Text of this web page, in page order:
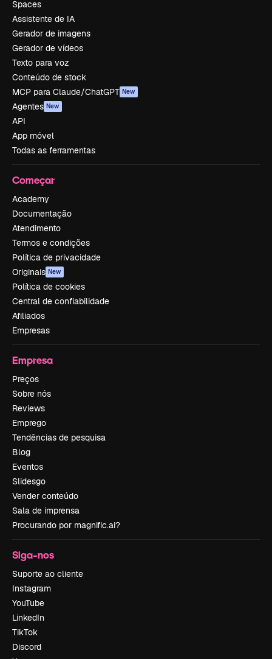
Spaces
Assistente de IA
Gerador de imagens
Gerador de vídeos
Texto para voz
Conteúdo de stock
MCP para Claude/ChatGPT New
Agentes New
API
App móvel
Todas as ferramentas
Começar
Academy
Documentação
Atendimento
Termos e condições
Política de privacidade
Originais New
Política de cookies
Central de confiabilidade
Afiliados
Empresas
Empresa
Preços
Sobre nós
Reviews
Emprego
Tendências de pesquisa
Blog
Eventos
Slidesgo
Vender conteúdo
Sala de imprensa
Procurando por magnific.ai?
Siga-nos
Suporte ao cliente
Instagram
YouTube
LinkedIn
TikTok
Discord